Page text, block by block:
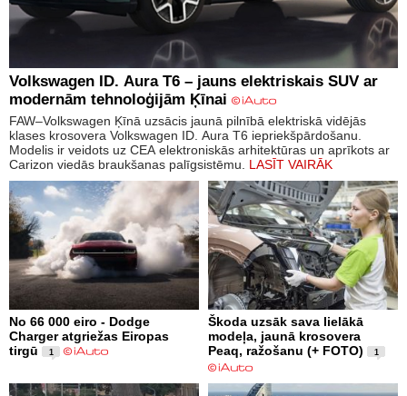
Volkswagen ID. Aura T6 – jauns elektriskais SUV ar
modernām tehnoloģijām Ķīnai
FAW–Volkswagen Ķīnā uzsācis jaunā pilnībā elektriskā vidējās
klases krosovera Volkswagen ID. Aura T6 iepriekšpārdošanu.
Modelis ir veidots uz CEA elektroniskās arhitektūras un aprīkots ar
Carizon viedās braukšanas palīgsistēmu. LASĪT VAIRĀK
No 66 000 eiro - Dodge
Charger atgriežas Eiropas
tirgū
1
Škoda uzsāk sava lielākā
modeļa, jaunā krosovera
Peaq, ražošanu (+ FOTO)
1